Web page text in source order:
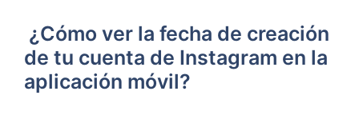
⁣ ¿Cómo ver la fecha de creación
de tu cuenta de Instagram en la
aplicación móvil?